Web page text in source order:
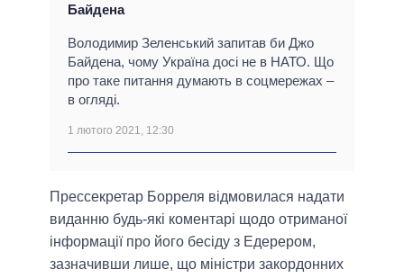
Байдена
Володимир Зеленський запитав би Джо
Байдена, чому Україна досі не в НАТО. Що
про таке питання думають в соцмережах –
в огляді.
1 лютого 2021, 12:30
Прессекретар Борреля відмовилася надати
виданню будь-які коментарі щодо отриманої
інформації про його бесіду з Едерером,
зазначивши лише, що міністри закордонних